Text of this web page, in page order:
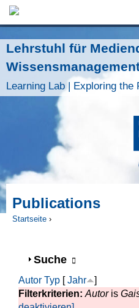
Jump to
Lehrstuhl für
Learning Lab | Exploring the
Publications
Startseite ›
Anzeigen
Suche
Autor Typ [Jahr
]
Filterkriterien: Autoris